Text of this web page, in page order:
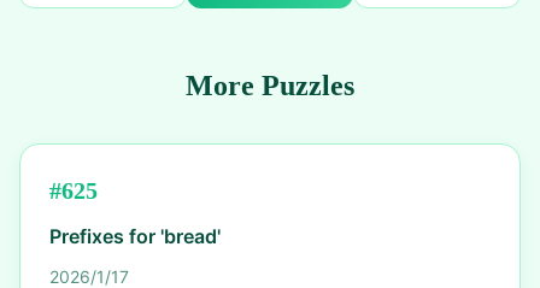
More Puzzles
#625
Prefixes for 'bread'
2026/1/17